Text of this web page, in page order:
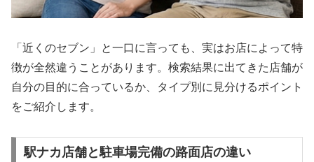
「近くのセブン」と一口に言っても、実はお店によって特
徴が全然違うことがあります。検索結果に出てきた店舗が
自分の目的に合っているか、タイプ別に見分けるポイント
をご紹介します。
駅ナカ店舗と駐車場完備の路面店の違い